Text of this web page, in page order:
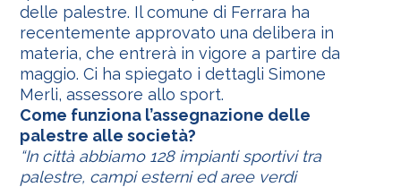
delle palestre. Il comune di Ferrara ha
recentemente approvato una delibera in
materia, che entrerà in vigore a partire da
maggio. Ci ha spiegato i dettagli Simone
Merli, assessore allo sport.
Come funziona l’assegnazione delle
palestre alle società?
“In città abbiamo 128 impianti sportivi tra
palestre, campi esterni ed aree verdi